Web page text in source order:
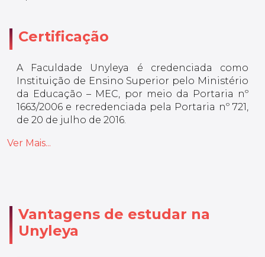
Certificação
A Faculdade Unyleya é credenciada como
Instituição de Ensino Superior pelo Ministério
da Educação – MEC, por meio da Portaria nº
1663/2006 e recredenciada pela Portaria nº 721,
de 20 de julho de 2016.
Ver Mais...
Vantagens de estudar na
Unyleya